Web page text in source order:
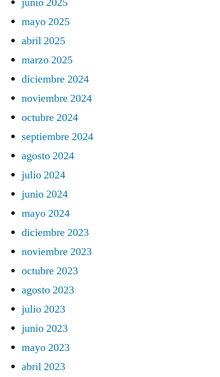
mayo 2025
abril 2025
marzo 2025
diciembre 2024
noviembre 2024
octubre 2024
septiembre 2024
agosto 2024
julio 2024
junio 2024
mayo 2024
diciembre 2023
noviembre 2023
octubre 2023
agosto 2023
julio 2023
junio 2023
mayo 2023
abril 2023